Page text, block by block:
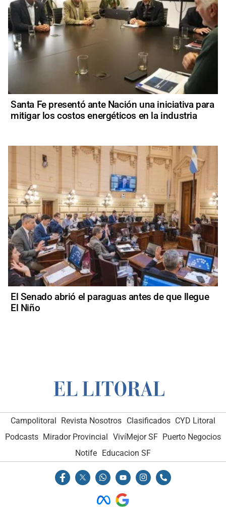
Santa Fe presentó ante Nación una iniciativa para
mitigar los costos energéticos en la industria
El Senado abrió el paraguas antes de que llegue
El Niño
Campolitoral Revista Nosotros Clasificados CYD Litoral
Podcasts Mirador Provincial VivíMejor SF Puerto Negocios
Notife Educacion SF